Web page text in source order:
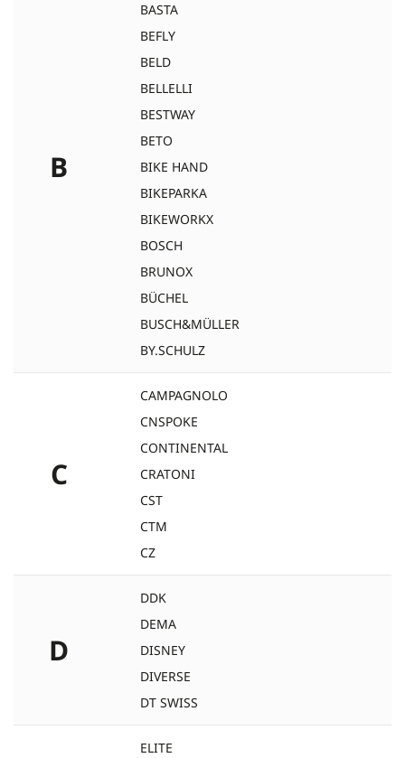
B
BASTA
BEFLY
BELD
BELLELLI
BESTWAY
BETO
BIKE HAND
BIKEPARKA
BIKEWORKX
BOSCH
BRUNOX
BÜCHEL
BUSCH&MÜLLER
BY.SCHULZ
C
CAMPAGNOLO
CNSPOKE
CONTINENTAL
CRATONI
CST
CTM
CZ
D
DDK
DEMA
DISNEY
DIVERSE
DT SWISS
ELITE